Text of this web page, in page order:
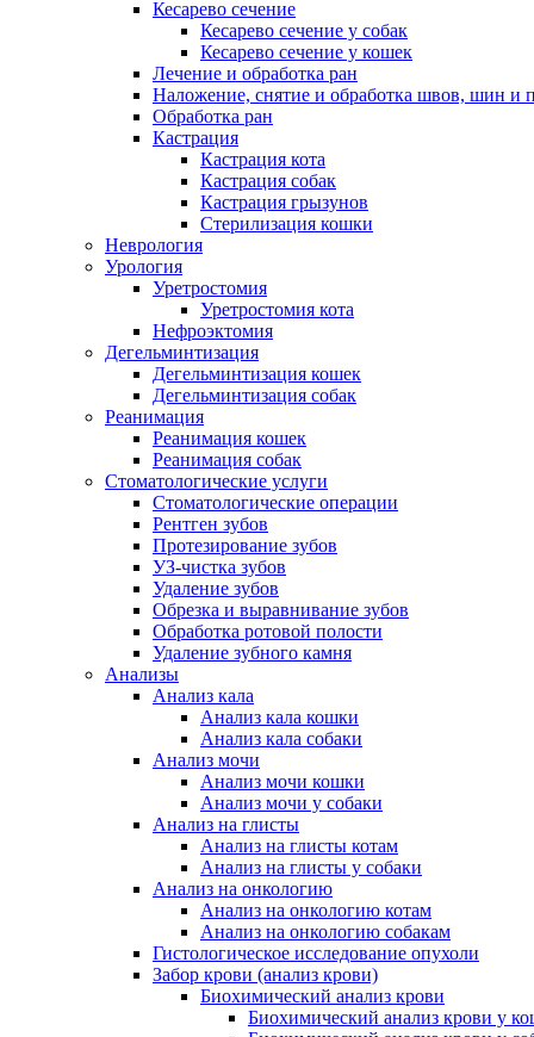
Кесарево сечение
Кесарево сечение у собак
Кесарево сечение у кошек
Лечение и обработка ран
Наложение, снятие и обработка швов, шин и
Обработка ран
Кастрация
Кастрация кота
Кастрация собак
Кастрация грызунов
Стерилизация кошки
Неврология
Урология
Уретростомия
Уретростомия кота
Нефроэктомия
Дегельминтизация
Дегельминтизация кошек
Дегельминтизация собак
Реанимация
Реанимация кошек
Реанимация собак
Стоматологические услуги
Стоматологические операции
Рентген зубов
Протезирование зубов
УЗ-чистка зубов
Удаление зубов
Обрезка и выравнивание зубов
Обработка ротовой полости
Удаление зубного камня
Анализы
Анализ кала
Анализ кала кошки
Анализ кала собаки
Анализ мочи
Анализ мочи кошки
Анализ мочи у собаки
Анализ на глисты
Анализ на глисты котам
Анализ на глисты у собаки
Анализ на онкологию
Анализ на онкологию котам
Анализ на онкологию собакам
Гистологическое исследование опухоли
Забор крови (анализ крови)
Биохимический анализ крови
Биохимический анализ крови у